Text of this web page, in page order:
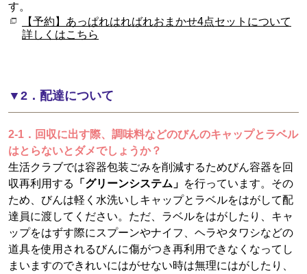
す。
【予約】あっぱれはればれおまかせ4点セットについて
詳しくはこちら
▼2．配達について
2-1．回収に出す際、調味料などのびんのキャップとラベル
はとらないとダメでしょうか？
生活クラブでは容器包装ごみを削減するためびん容器を回
収再利用する
「グリーンシステム」 を行っています。その
ため、びんは軽く水洗いしキャップとラベルをはがして配
達員に渡してください。ただ、ラベルをはがしたり、キャ
ップをはずす際にスプーンやナイフ、ヘラやタワシなどの
道具を使用されるびんに傷がつき再利用できなくなってし
まいますのできれいにはがせない時は無理にはがしたり、